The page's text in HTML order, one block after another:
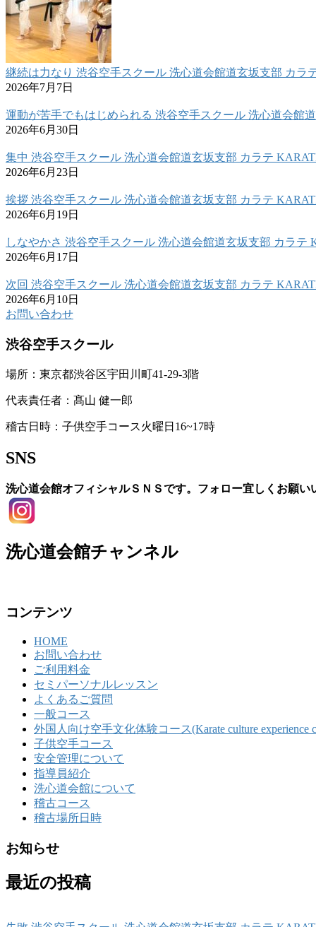
継続は力なり 渋谷空手スクール 洗心道会館道玄坂支部 カラ
2026年7月7日
運動が苦手でもはじめられる 渋谷空手スクール 洗心道会館
2026年6月30日
集中 渋谷空手スクール 洗心道会館道玄坂支部 カラテ
2026年6月23日
挨拶 渋谷空手スクール 洗心道会館道玄坂支部 カラテ
2026年6月19日
しなやかさ 渋谷空手スクール 洗心道会館道玄坂支部 カラテ
2026年6月17日
次回 渋谷空手スクール 洗心道会館道玄坂支部 カラテ
2026年6月10日
お問い合わせ
渋谷空手スクール
場所：東京都渋谷区宇田川町41-29-3階
代表責任者：髙山 健一郎
稽古日時：子供空手コース火曜日16~17時
SNS
洗心道会館オフィシャルＳＮＳです。フォロー宜しくお願い
洗心道会館チャンネル
コンテンツ
HOME
お問い合わせ
ご利用料金
セミパーソナルレッスン
よくあるご質問
一般コース
外国人向け空手文化体験コース(Karate culture experience
子供空手コース
安全管理について
指導員紹介
洗心道会館について
稽古コース
稽古場所日時
お知らせ
最近の投稿